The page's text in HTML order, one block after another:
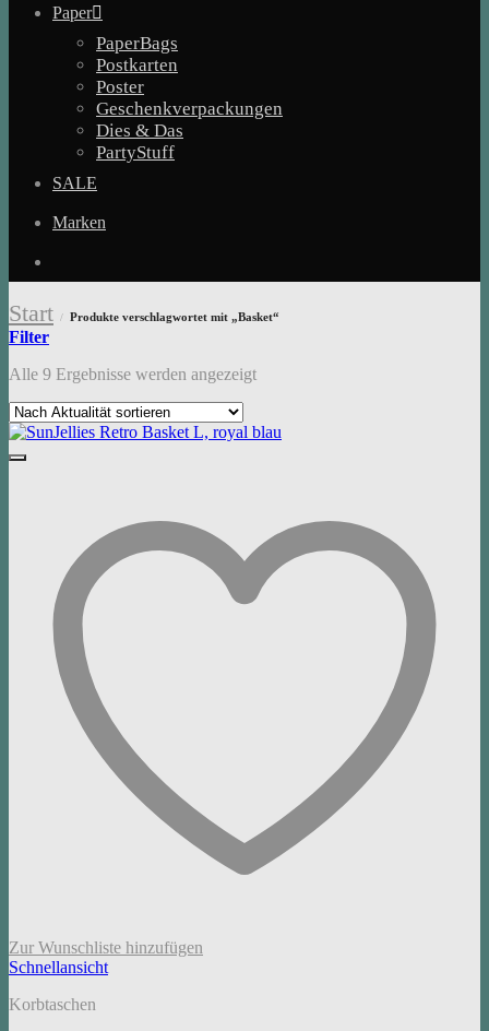
Paper
PaperBags
Postkarten
Poster
Geschenkverpackungen
Dies & Das
PartyStuff
SALE
Marken
Start / Produkte verschlagwortet mit „Basket“
Filter
Alle 9 Ergebnisse werden angezeigtNach
Zur Wunschliste hinzufügen
Schnellansicht
Korbtaschen